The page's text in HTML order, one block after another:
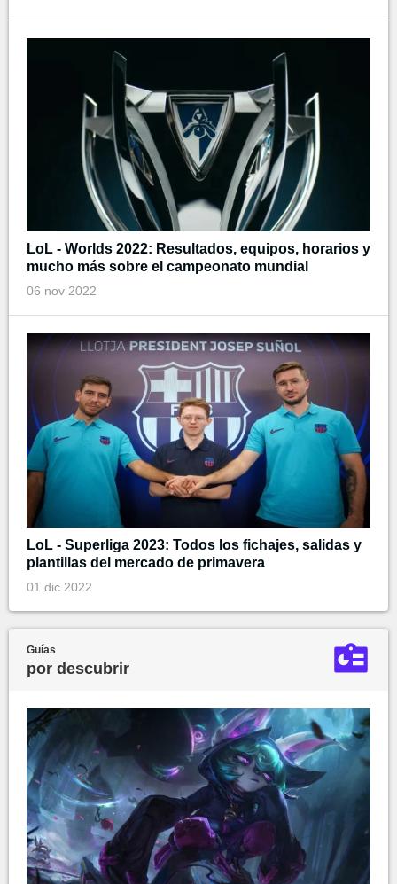
LoL - Worlds 2022: Resultados, equipos, horarios y
mucho más sobre el campeonato mundial
06 nov 2022
LoL - Superliga 2023: Todos los fichajes, salidas y
plantillas del mercado de primavera
01 dic 2022
Guías
por descubrir